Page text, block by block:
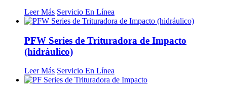
Leer Más Servicio En Línea
PFW Series de Trituradora de Impacto
(hidráulico)
Leer Más Servicio En Línea